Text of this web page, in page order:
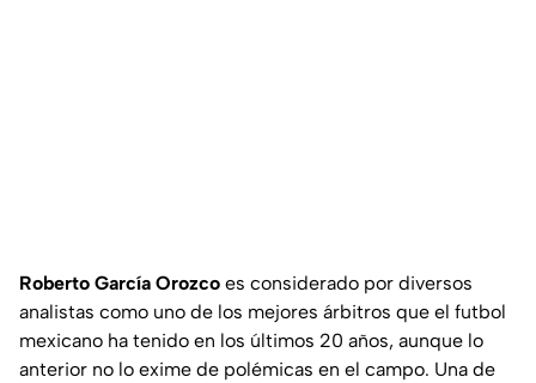
Roberto García Orozco es considerado por diversos
analistas como uno de los mejores árbitros que el futbol
mexicano ha tenido en los últimos 20 años, aunque lo
anterior no lo exime de polémicas en el campo. Una de